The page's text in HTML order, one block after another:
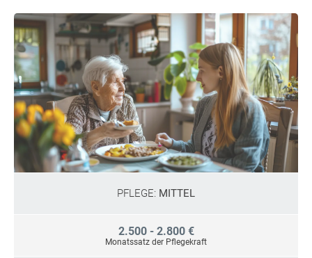
PFLEGE: MITTEL
2.500 - 2.800 €
Monatssatz der Pflegekraft